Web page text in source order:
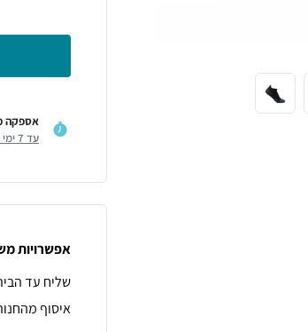
אספקה
עד 7 ימי עסקים
אפשרויות
שליח עד
איסוף